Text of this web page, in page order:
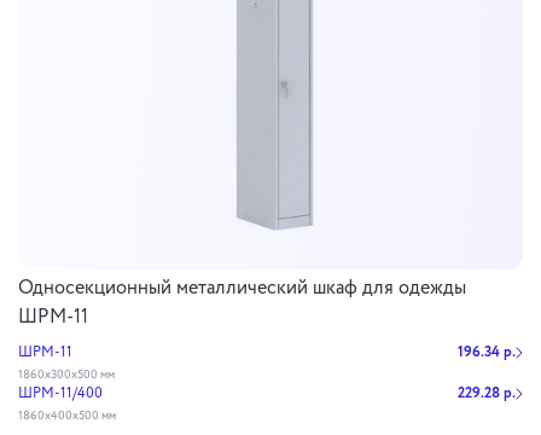
Односекционный металлический шкаф для одежды
ШРМ-11
ШРМ-11 196.34 р.
1860х300х500 мм
ШРМ-11/400 229.28 р.
1860х400х500 мм